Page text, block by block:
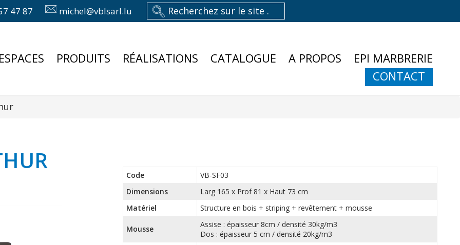
47 87 michel@vblsarl.lu
PRODUITS RÉALISATIONS CATALOGUE A PROPOS
EPI MARBRERIE
CONTACT
Code
VB-SF03
Dimensions
Larg 165 x Prof 81 x Haut 73 cm
Matériel
Structure en bois + striping + revêtement + mousse
Mousse
Assise : épaisseur 8cm / densité 30kg/m3
Dos : épaisseur 5 cm / densité 20kg/m3